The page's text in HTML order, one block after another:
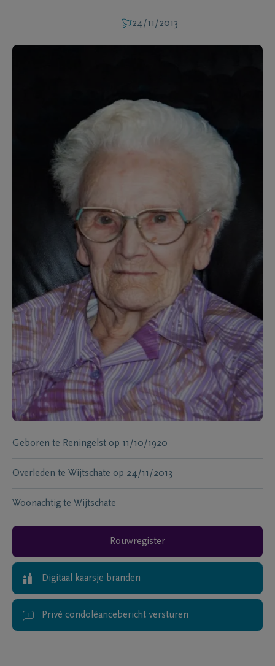
24/11/2013
Geboren te Reningelst op 11/10/1920
Overleden te Wijtschate op 24/11/2013
Woonachtig te Wijtschate
Rouwregister
Digitaal kaarsje branden
Privé condoléancebericht versturen